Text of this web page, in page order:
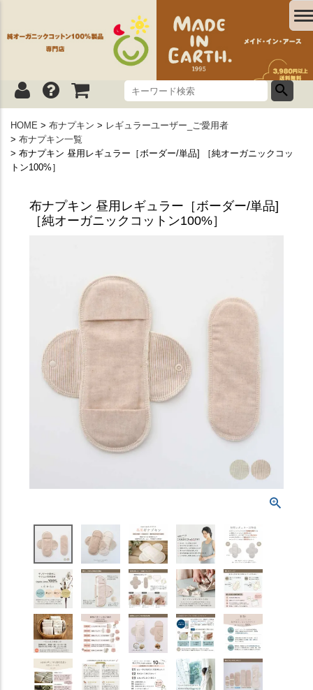
HOME 布ナプキン
レギュラーユーザー_ご愛用者
布ナプキン一覧
布ナプキン 昼用レギュラー［ボーダー/単品] ［純オーガニックコッ
トン100%］
布ナプキン 昼用レギュラー［ボーダー/単品]
［純オーガニックコットン100%］